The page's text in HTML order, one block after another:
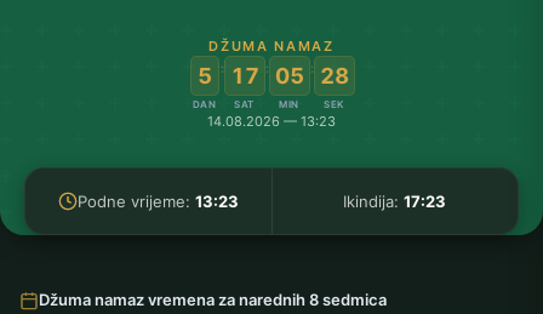
DŽUMA NAMAZ
5
DAN
: 17
SAT
: 05
MIN
: 28
SEK
14.08.2026 — 13:23
Podne vrijeme: 13:23 Ikindija:17:23
Džuma namaz vremena za narednih 8 sedmica